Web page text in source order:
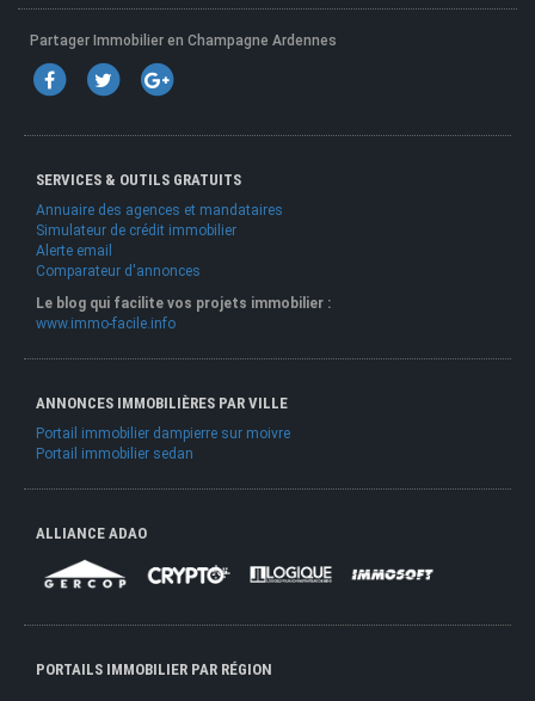
Partager Immobilier en Champagne Ardennes
SERVICES & OUTILS GRATUITS
Annuaire des agences et mandataires
Simulateur de crédit immobilier
Alerte email
Comparateur d'annonces
Le blog qui facilite vos projets immobilier :
www.immo-facile.info
ANNONCES IMMOBILIÈRES PAR VILLE
Portail immobilier dampierre sur moivre
Portail immobilier sedan
ALLIANCE ADAO
PORTAILS IMMOBILIER PAR RÉGION